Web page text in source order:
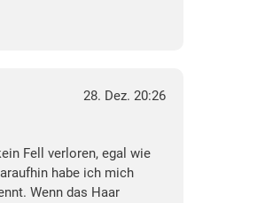
28. Dez. 20:26
Fell verloren, egal wie
habe ich mich
Wenn das Haar